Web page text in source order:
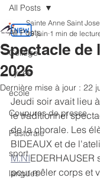
All Posts
Collège
Lycée
école
Coupures de presse
Pastorale
sport
langues
All Posts
Spectacle de
2026
Sainte Anne Saint
19 juin 1 min de
Dernière mise à jour : 22
Jeudi soir avait lieu
le traditionnel
de la chorale. Les
BIDEAUX et de
M.NIEDERHAUSER
pour mêler corps et